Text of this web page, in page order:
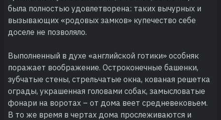
была полностью удовлетворена: таких вычурных и
вызывающих «родовых замков» купечество себе
доселе не позволяло.
Выполненный в духе «английской готики» особняк
поражает воображение. Остроконечные башенки,
зубчатые стены, стрельчатые окна, кованая решетка
ограды, украшенная головами собак, замысловатые
фонари на воротах – от дома веет средневековьем.
В то же время в чертах дома прослеживаются и